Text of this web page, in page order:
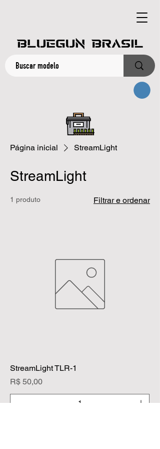
Página inicial StreamLight
StreamLight
1 produto Filtrar e ordenar
StreamLight TLR-1
Preço
R$ 50,00